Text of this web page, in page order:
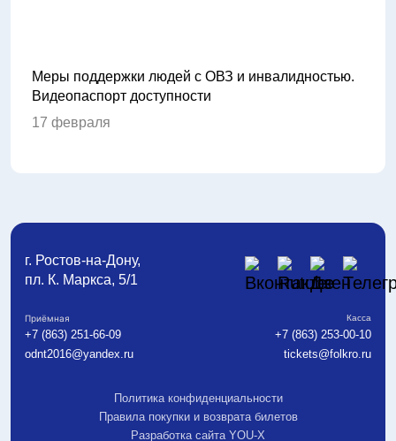
Меры поддержки людей с ОВЗ и инвалидностью.
Видеопаспорт доступности
17 февраля
г. Ростов-на-Дону,
пл. К. Маркса, 5/1
Приёмная
+7 (863) 251-66-09
odnt2016@yandex.ru
Касса
+7 (863) 253-00-10
tickets@folkro.ru
Политика конфиденциальности
Правила покупки и возврата билетов
Разработка сайта YOU-X